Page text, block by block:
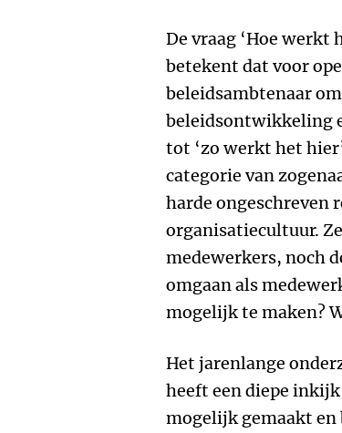
De vraag ‘Hoe werkt
betekent dat voor
beleidsambtenaar
beleidsontwikkeling
tot ‘zo werkt het
categorie van
harde ongeschreven
organisatiecultuur.
medewerkers, noch
omgaan als
mogelijk te maken?
Het jarenlange
heeft een diepe
mogelijk gemaakt en